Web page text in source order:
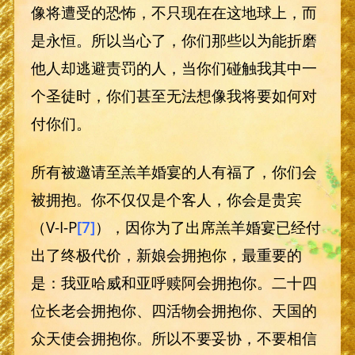
像将遭受的恐怖，不只现在在这地球上，而
是永恒。所以当心了，你们那些以为能折磨
他人却逃避责罚的人，当你们碰触我其中一
个圣徒时，你们甚至无法想像我将要如何对
付你们。
所有被邀请至羔羊婚宴的人有福了，你们会
被拥抱。你不仅仅是个客人，你会是贵宾
（V-I-P[7]），因你为了出席羔羊婚宴已经付
出了终极代价，新娘会拥抱你，最重要的
是：我亚哈威和亚呼赎阿会拥抱你。二十四
位长老会拥抱你、四活物会拥抱你、天国的
众天使会拥抱你。所以不要妥协，不要相信